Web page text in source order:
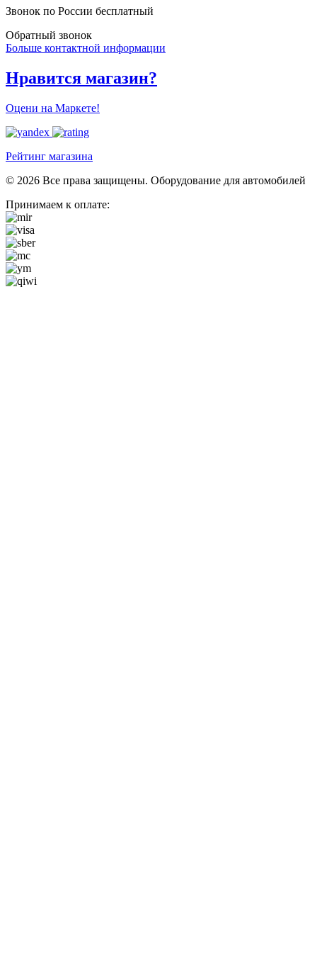
Звонок по России бесплатный
Обратный звонок
Больше контактной информации
Нравится магазин?
Оцени на Маркете!
Рейтинг магазина
© 2026 Все права защищены. Оборудование для автомобилей
Принимаем к оплате: